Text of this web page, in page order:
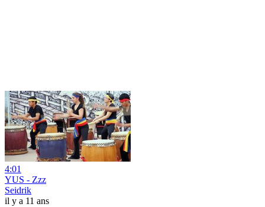
4:01
YUS - Zzz
Seidrik
il y a 11 ans